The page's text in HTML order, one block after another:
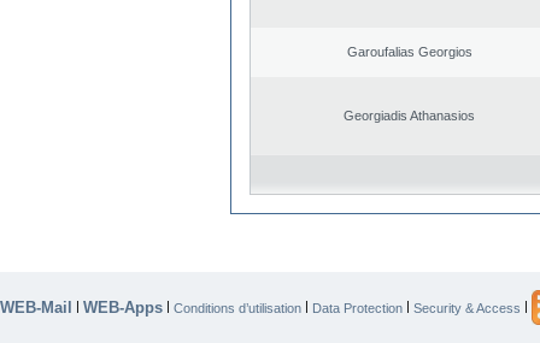
Garoufalias Georgios
Georgiadis Athanasios
WEB-Mail | WEB-Apps | Conditions d’utilisation | Data Protection | Security & Access |